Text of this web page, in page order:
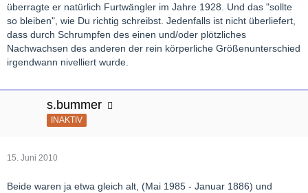
überragte er natürlich Furtwängler im Jahre 1928. Und das "sollte
so bleiben", wie Du richtig schreibst. Jedenfalls ist nicht überliefert,
dass durch Schrumpfen des einen und/oder plötzliches
Nachwachsen des anderen der rein körperliche Größenunterschied
irgendwann nivelliert wurde.
s.bummer
INAKTIV
15. Juni 2010
Beide waren ja etwa gleich alt, (Mai 1985 - Januar 1886) und